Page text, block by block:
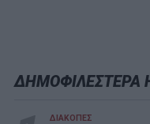
ΔΗΜΟΦΙΛΕΣΤΕΡΑ
ΔΙΑΚΟΠΕΣ